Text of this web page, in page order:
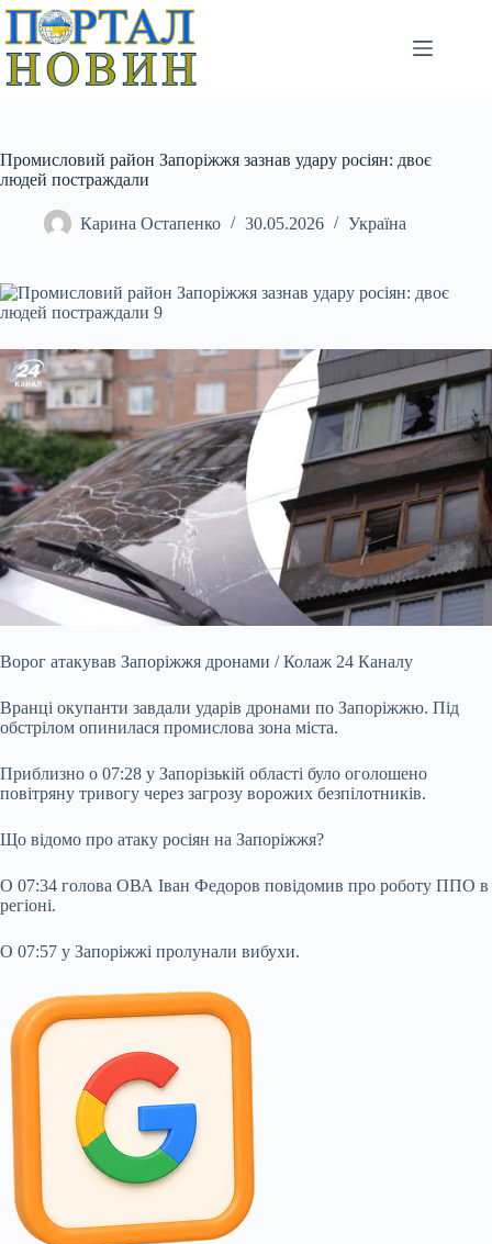
Перейти
вмісту
Промисловий район Запоріжжя зазнав удару росіян: двоє
людей постраждали
Карина Остапенко 30.05.2026 Україна
Ворог атакував Запоріжжя дронами / Колаж 24 Каналу
Вранці окупанти завдали ударів дронами по Запоріжжю. Під
обстрілом опинилася промислова зона міста.
Приблизно о 07:28 у Запорізькій області було оголошено
повітряну тривогу через загрозу ворожих безпілотників.
Що відомо про атаку росіян на Запоріжжя?
О 07:34 голова ОВА Іван Федоров повідомив про роботу ППО в
регіоні.
О 07:57 у Запоріжжі пролунали вибухи.